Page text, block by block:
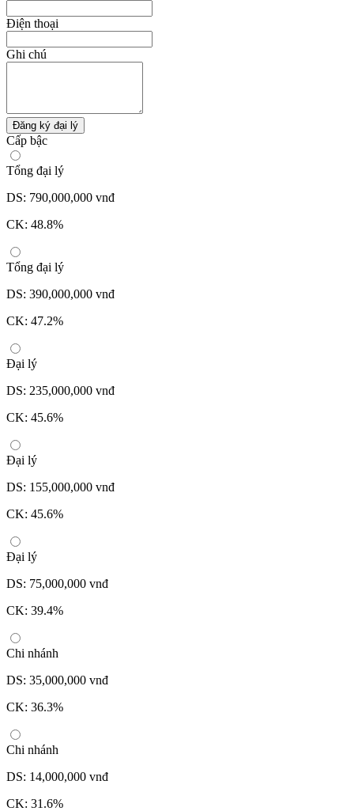
Điện thoại
Ghi chú
Đăng ký đại lý
Cấp bậc
Tổng đại lý
DS: 790,000,000 vnđ
CK: 48.8%
Tổng đại lý
DS: 390,000,000 vnđ
CK: 47.2%
Đại lý
DS: 235,000,000 vnđ
CK: 45.6%
Đại lý
DS: 155,000,000 vnđ
CK: 45.6%
Đại lý
DS: 75,000,000 vnđ
CK: 39.4%
Chi nhánh
DS: 35,000,000 vnđ
CK: 36.3%
Chi nhánh
DS: 14,000,000 vnđ
CK: 31.6%